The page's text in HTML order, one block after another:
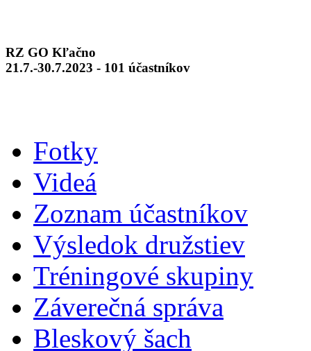
RZ GO Kľačno
21.7.-30.7.2023 - 101 účastníkov
Fotky
Videá
Zoznam účastníkov
Výsledok družstiev
Tréningové skupiny
Záverečná správa
Bleskový šach